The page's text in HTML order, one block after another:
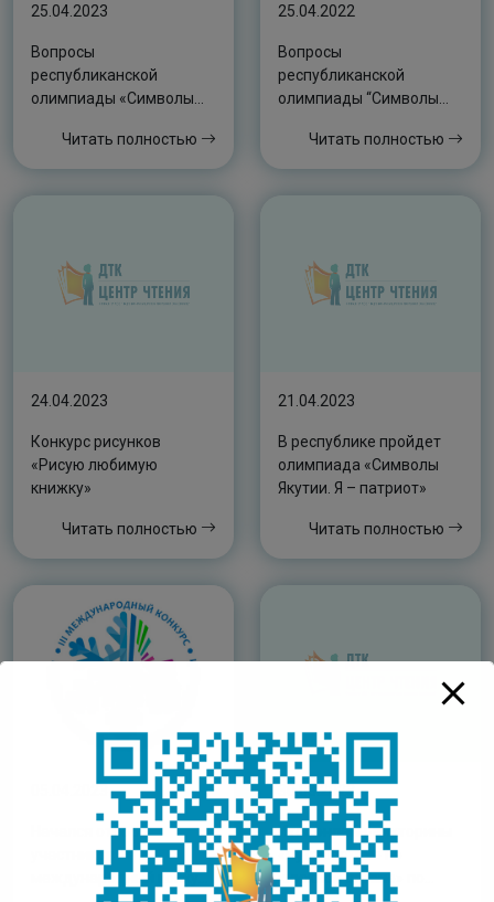
25.04.2023
Вопросы
республиканской
олимпиады «Символы
(Возрастная категория:
2-4 классы)
Читать полностью
25.04.2022
Вопросы
республиканской
олимпиады “Символы
Читать полностью
24.04.2023
Конкурс рисунков
«Рисую любимую
книжку»
Читать полностью
21.04.2023
В республике пройдет
олимпиада «Символы
Якутии. Я – патриот»
Читать полностью
05.04.2023
Начался отбор
участников на III
международный конкурс
30.03.2023
Итог онлайн-викторины
«Путешествие по
книжной стране» по